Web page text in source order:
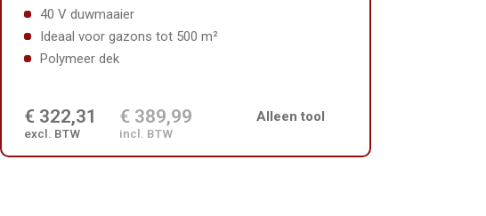
40 V duwmaaier
Ideaal voor gazons tot 500 m²
Polymeer dek
€ 322,31
excl. BTW
€ 389,99
incl. BTW
Alleen tool